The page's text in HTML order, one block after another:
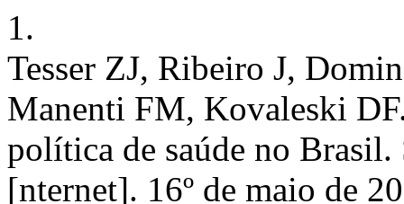
1.
Tesser ZJ, Ribeiro J,
Manenti FM, Kovaleski
política de saúde no
[nternet]. 16º de maio de